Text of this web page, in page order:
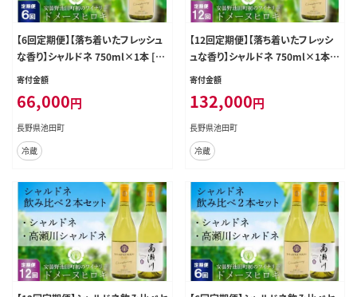
【6回定期便】【落ち着いたフレッシュ
な香り】シャルドネ 750ml×1本 [ヴ
ィニョブル安曇野（ドメーヌ・ヒロキ）
お酒 酒
寄付金額
66,000円
長野県池田町
冷蔵
【12回定期便】【落ち着いたフレッシ
ュな香り】シャルドネ 750ml×1本
[ヴィニョブル安曇野（ドメーヌ・ヒロ
イン お酒 酒
寄付金額
132,000円
長野県池田町
冷蔵